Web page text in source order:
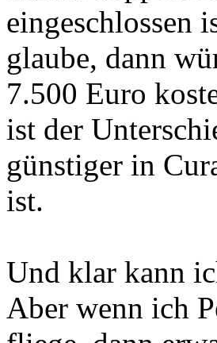
eingeschlossen
glaube, dann
7.500 Euro
ist der
günstiger in
ist.
Und klar kann
Aber wenn ich